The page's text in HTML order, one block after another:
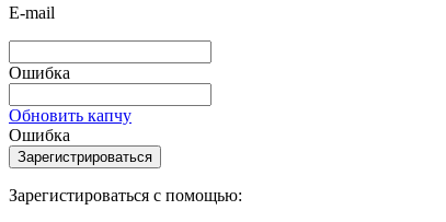
E-mail
Ошибка
Обновить капчу
Ошибка
Зарегистироваться с помощью: